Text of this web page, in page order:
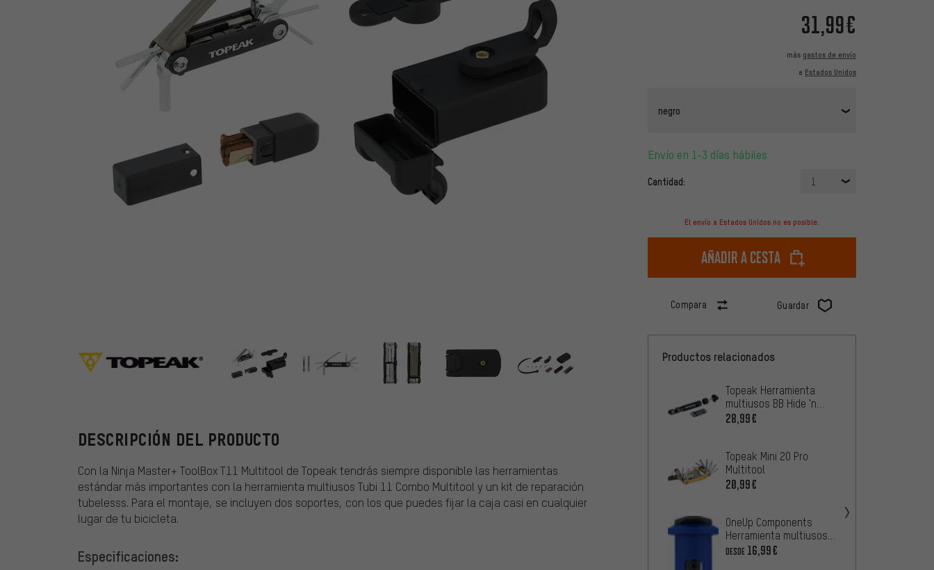
31,99€
más gastos de envío
a Estados Unidos
negro
Envío en 1-3 días hábiles
Cantidad: 1
El envío a Estados Unidos no es posible.
Añadir a cesta
Compara Guardar
Topeak
DESCRIPCIÓN DEL PRODUCTO
Con la Ninja Master+ ToolBox T11 Multitool de Topeak tendrás siempre disponible las herramientas
estándar más importantes con la herramienta multiusos Tubi 11 Combo Multitool y un kit de reparación
tubelesss. Para el montaje, se incluyen dos soportes, con los que puedes fijar la caja casi en cualquier
lugar de tu bicicleta.
Especificaciones:
Productos relacionados
Topeak Herramienta
multiusos BB Hide 'n
Tool Multitool
28,99€
Topeak Mini 20 Pro
Multitool
20,99€
OneUp Components
Herramienta multiusos
EDC Lite Multitool
DESDE 16,99€